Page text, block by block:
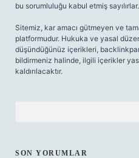
bu sorumluluğu kabul etmiş sayılırlar.
Sitemiz, kar amacı gütmeyen ve
platformudur. Hukuka ve yasal
düşündüğünüz içerikleri,
bildirmeniz halinde, ilgili içerikler
kaldırılacaktır.
SON YORUMLAR